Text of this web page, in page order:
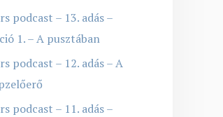
podcast – 13. adás –
1. – A pusztában
podcast – 12. adás – A
podcast – 11. adás –